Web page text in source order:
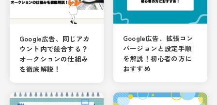
Google広告、同じアカ
ウント内で競合する？
オークションの仕組み
を徹底解説！
Google広告、拡張コン
バージョンと設定手順
を解説！初心者の方に
おすすめ